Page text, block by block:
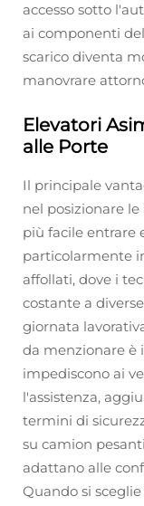
accesso sotto
ai componenti
scarico diventa
manovrare
Elevatori
alle Porte
Il principale
nel posizionare
più facile entrare
particolarmente
affollati, dove i
costante a
giornata
da menzionare è
impediscono ai
l'assistenza,
termini di
su camion
adattano alle
Quando si